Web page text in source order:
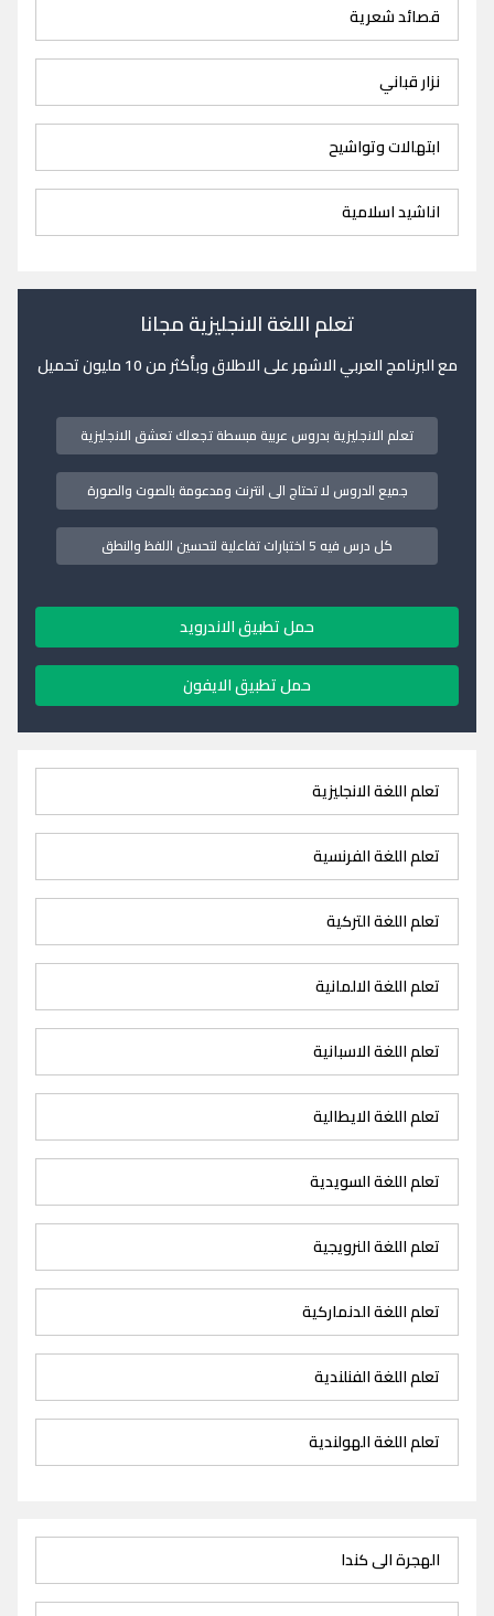
قصائد شعرية
نزار قباني
ابتهالات وتواشيح
اناشيد اسلامية
تعلم اللغة الانجليزية مجانا
مع البرنامج العربي الاشهر على الاطلاق وبأكثر من 10 مليون تحميل
تعلم الانجليزية بدروس عربية مبسطة تجعلك تعشق الانجليزية
جميع الدروس لا تحتاج الى انترنت ومدعومة بالصوت والصورة
كل درس فيه 5 اختبارات تفاعلية لتحسين اللفظ والنطق
حمل تطبيق الاندرويد
حمل تطبيق الايفون
تعلم اللغة الانجليزية
تعلم اللغة الفرنسية
تعلم اللغة التركية
تعلم اللغة الالمانية
تعلم اللغة الاسبانية
تعلم اللغة الايطالية
تعلم اللغة السويدية
تعلم اللغة النرويجية
تعلم اللغة الدنماركية
تعلم اللغة الفنلندية
تعلم اللغة الهولندية
الهجرة الى كندا